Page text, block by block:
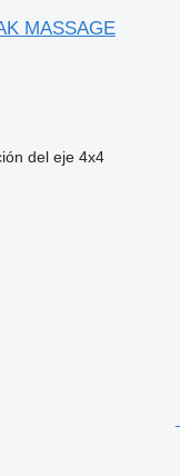
MASSAGE
del eje 4x4